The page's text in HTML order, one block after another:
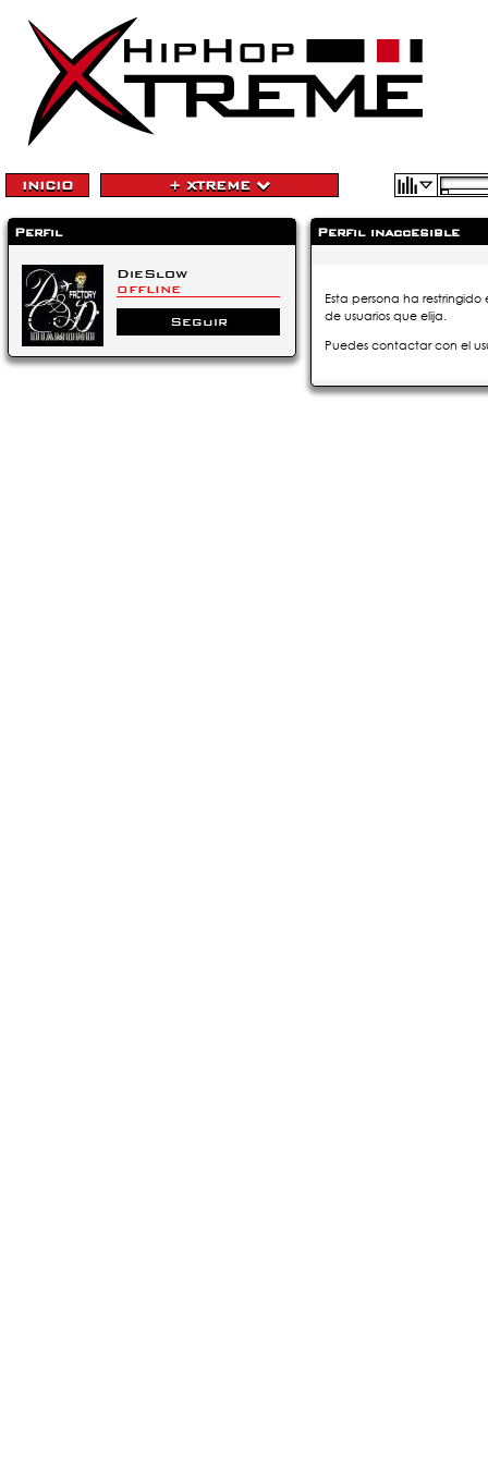
INICIO + XTREME
Perfil
DieSlow
OFFLINE
Seguir
Perfil inaccesible
Esta persona ha
de usuarios que elija.
Puedes contactar con el